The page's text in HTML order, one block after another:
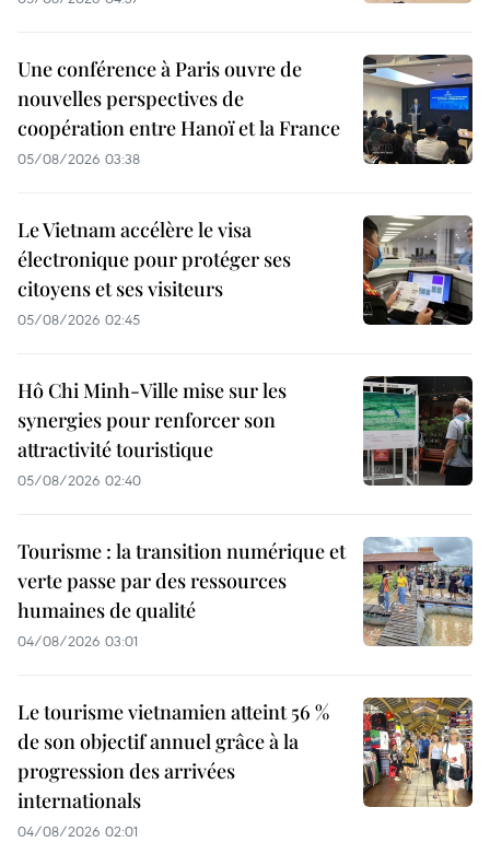
Une conférence à Paris ouvre de
nouvelles perspectives de
coopération entre Hanoï et la France
05/08/2026 03:38
Le Vietnam accélère le visa
électronique pour protéger ses
citoyens et ses visiteurs
05/08/2026 02:45
Hô Chi Minh-Ville mise sur les
synergies pour renforcer son
attractivité touristique
05/08/2026 02:40
Tourisme : la transition numérique et
verte passe par des ressources
humaines de qualité
04/08/2026 03:01
Le tourisme vietnamien atteint 56 %
de son objectif annuel grâce à la
progression des arrivées
internationals
04/08/2026 02:01